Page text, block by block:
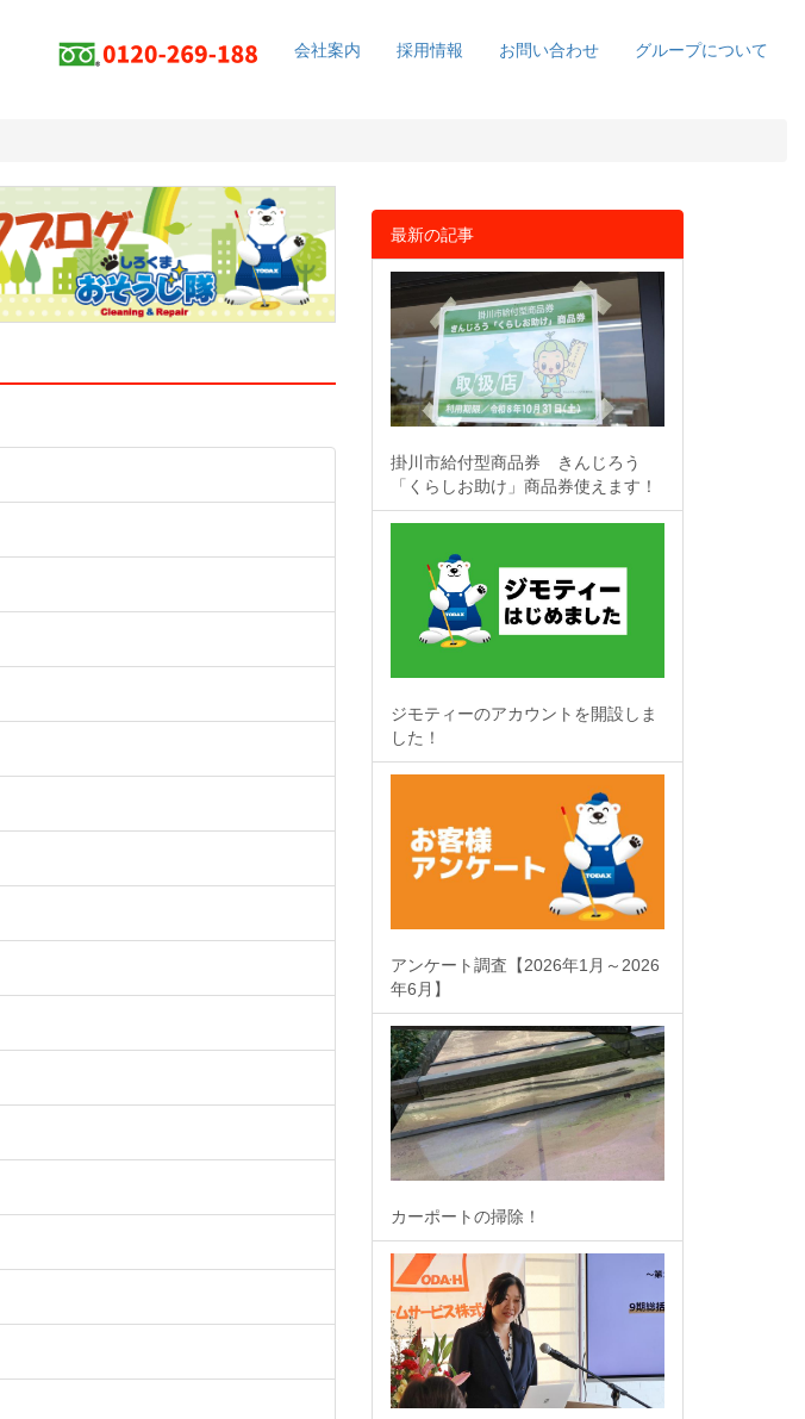
会社案内 採用情報 お問い合わせ グループについて
最新の記事
掛川市給付型商品券 きんじろう
「くらしお助け」商品券使えます！
ジモティーのアカウントを開設しま
した！
アンケート調査【2026年1月～2026
年6月】
カーポートの掃除！